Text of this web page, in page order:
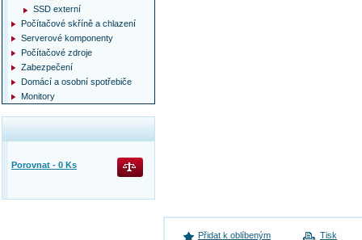
Přidat k oblíbeným Tisk
SSD externí
Počítačové skříně a chlazení
Serverové komponenty
Počítačové zdroje
Zabezpečení
Domácí a osobní spotřebiče
Monitory
Porovnat - 0 Ks